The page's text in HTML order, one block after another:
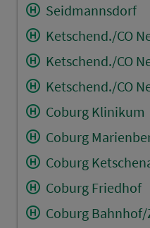
Seidmannsdorf
Ketschend./CO
Ketschend./CO
Ketschend./CO
Coburg Klinikum
Coburg
Coburg
Coburg Friedhof
Coburg Bahnhof/